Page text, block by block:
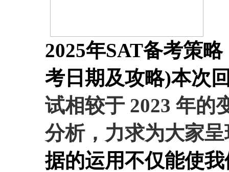
2025年SAT备考策
考日期及攻略)本次
试相较于 2023 年的
分析，力求为大家
据的运用不仅能使